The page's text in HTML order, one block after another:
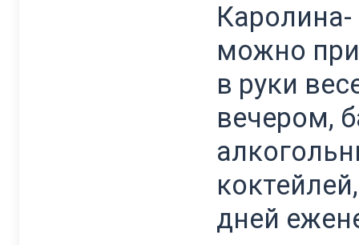
Каролина-
можно
в руки
вечером,
дней